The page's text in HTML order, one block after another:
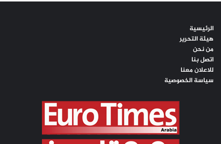
الرئيسية
هيئة التحرير
من نحن
اتصل بنا
للاعلان معنا
سياسة الخصوصية